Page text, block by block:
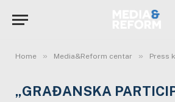
Home » Media&Reform centar » Press
„GRAĐANSKA